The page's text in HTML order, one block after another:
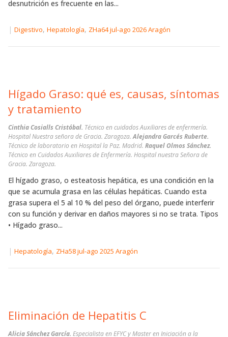
desnutrición es frecuente en las...
| Digestivo, Hepatología, ZHa64 jul-ago 2026 Aragón
Hígado Graso: qué es, causas, síntomas
y tratamiento
Cinthia Cosialls Cristóbal. Técnico en cuidados Auxiliares de enfermería.
Hospital Nuestra señora de Gracia. Zaragoza.Alejandra Garcés Ruberte.
Técnico de laboratorio en Hospital la Paz. Madrid. Raquel Olmos Sánchez.
Técnico en Cuidados Auxiliares de Enfermería. Hospital nuestra Señora de
Gracia. Zaragoza.
El hígado graso, o esteatosis hepática, es una condición en la
que se acumula grasa en las células hepáticas. Cuando esta
grasa supera el 5 al 10 % del peso del órgano, puede interferir
con su función y derivar en daños mayores si no se trata. Tipos
• Hígado graso...
| Hepatología, ZHa58 jul-ago 2025 Aragón
Eliminación de Hepatitis C
Alicia Sánchez García. Especialista en EFYC y Master en Iniciación a la